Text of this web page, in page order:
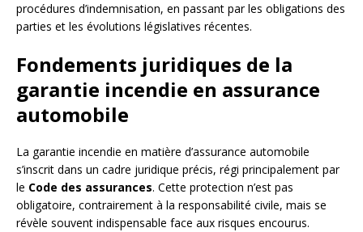
procédures d’indemnisation, en passant par les obligations des
parties et les évolutions législatives récentes.
Fondements juridiques de la
garantie incendie en assurance
automobile
La garantie incendie en matière d’assurance automobile
s’inscrit dans un cadre juridique précis, régi principalement par
le Code des assurances. Cette protection n’est pas
obligatoire, contrairement à la responsabilité civile, mais se
révèle souvent indispensable face aux risques encourus.